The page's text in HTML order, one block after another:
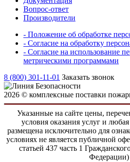
Вопрос-ответ
Производители
- Положение об обработке
- Согласие на обработку
- Согласие на использование
метрическими программами
8 (800) 301-11-01 Заказать звонок
2026 © комплексные поставки
Указанные на сайте цены,
условия оказания услуг и
размещена исключительно для
условиях не является публичной
статьей 437 часть 1
Федерации)